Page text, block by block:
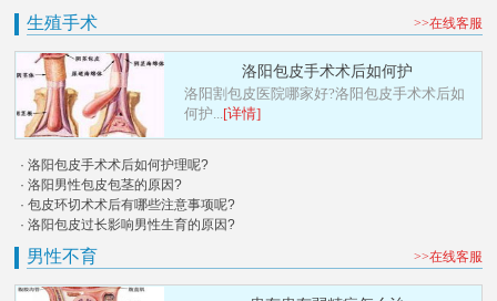
生殖手术 >>在线客服
洛阳包皮手术术后如何护
洛阳割包皮医院哪家好?洛阳包皮手术术后如
何护... [详情]
· 洛阳包皮手术术后如何护理呢?
· 洛阳男性包皮包茎的原因?
· 包皮环切术术后有哪些注意事项呢?
· 洛阳包皮过长影响男性生育的原因?
男性不育 >>在线客服